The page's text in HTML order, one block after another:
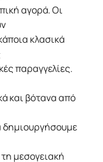
αγορά. Οι
κλασικά
παραγγελίες.
και βότανα από
δημιουργήσουμε
μεσογειακή